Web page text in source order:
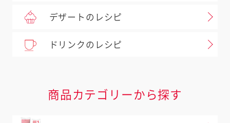
デザートのレシピ
ドリンクのレシピ
商品カテゴリーから探す